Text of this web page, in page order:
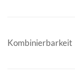
Kombinierbarkeit